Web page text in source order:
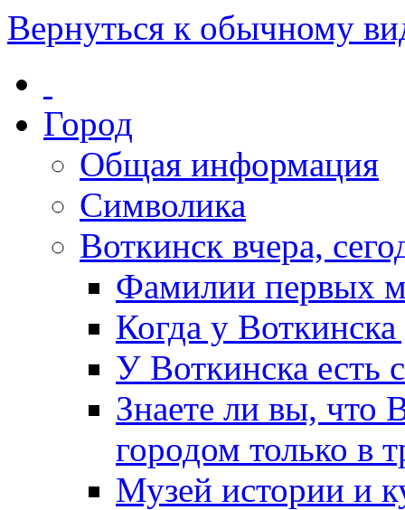
Вернуться к обычному
Город
Общая информация
Символика
Воткинск вчера,
Фамилии первых
Когда у
У Воткинска есть
Знаете ли вы, что
городом только в
Музей истории и